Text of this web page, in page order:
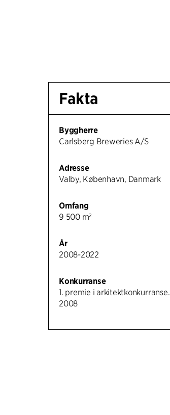
Fakta
Byggherre
Carlsberg Breweries A/S
Adresse
Valby, København, Danmark
Omfang
9 500 m²
År
2008-2022
Konkurranse
1. premie i arkitektkonkurranse.
2008